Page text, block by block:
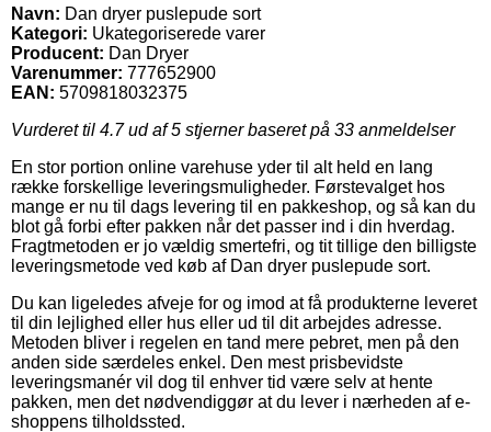
Navn: Dan dryer puslepude sort
Kategori: Ukategoriserede varer
Producent: Dan Dryer
Varenummer: 777652900
EAN: 5709818032375
Vurderet til 4.7ud af 5 stjerner baseret på 33 anmeldelser
En stor portion online varehuse yder til alt held en lang
række forskellige leveringsmuligheder. Førstevalget hos
mange er nu til dags levering til en pakkeshop, og så kan du
blot gå forbi efter pakken når det passer ind i din hverdag.
Fragtmetoden er jo vældig smertefri, og tit tillige den billigste
leveringsmetode ved køb af Dan dryer puslepude sort.
Du kan ligeledes afveje for og imod at få produkterne leveret
til din lejlighed eller hus eller ud til dit arbejdes adresse.
Metoden bliver i regelen en tand mere pebret, men på den
anden side særdeles enkel. Den mest prisbevidste
leveringsmanér vil dog til enhver tid være selv at hente
pakken, men det nødvendiggør at du lever i nærheden af e-
shoppens tilholdssted.